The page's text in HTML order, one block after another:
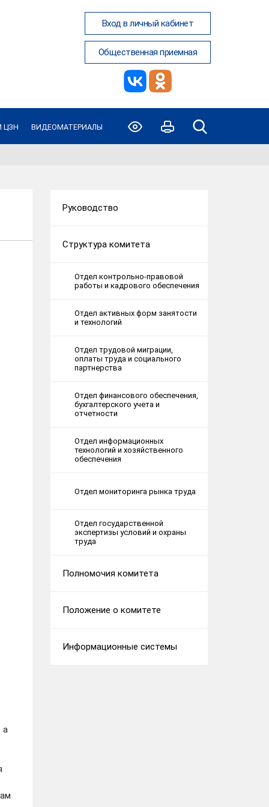
Вход в личный кабинет
Общественная приемная
ЦЗН ВИДЕОМАТЕРИАЛЫ
а
Руководство
Структура комитета
Отдел контрольно-правовой
работы и кадрового обеспечения
Отдел активных форм занятости
и технологий
Отдел трудовой миграции,
оплаты труда и социального
партнерства
Отдел финансового обеспечения,
бухгалтерского учета и
отчетности
Отдел информационных
технологий и хозяйственного
обеспечения
Отдел мониторинга рынка труда
Отдел государственной
экспертизы условий и охраны
труда
Полномочия комитета
Положение о комитете
Информационные системы